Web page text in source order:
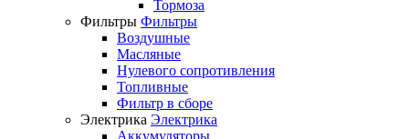
Тормоза
Фильтры Фильтры
Воздушные
Масляные
Нулевого сопротивления
Топливные
Фильтр в сборе
Электрика Электрика
Аккумуляторы